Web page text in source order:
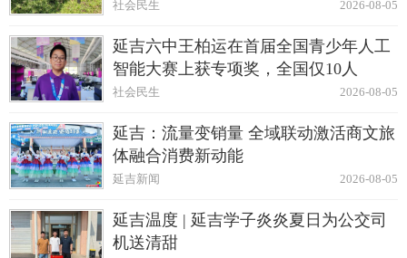
2026-08-05
社会民生
延吉六中王柏运在首届全国青少年人工
智能大赛上获专项奖，全国仅10人
2026-08-05
社会民生
延吉：流量变销量 全域联动激活商文旅
体融合消费新动能
2026-08-05
延吉新闻
延吉温度 | 延吉学子炎炎夏日为公交司
机送清甜